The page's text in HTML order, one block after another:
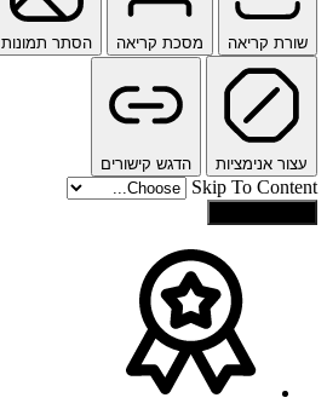
שורת קריאה מסכת קריאה הסתר תמונות
עצור אנימציות הדגש קישורים
Skip To Content